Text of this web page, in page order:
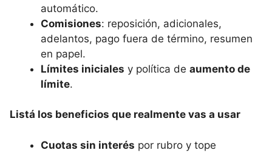
automático.
Comisiones: reposición, adicionales,
adelantos, pago fuera de término, resumen
en papel.
Límites iniciales y política de aumento de
límite.
Listá los beneficios que realmente vas a usar
Cuotas sin interés por rubro y tope